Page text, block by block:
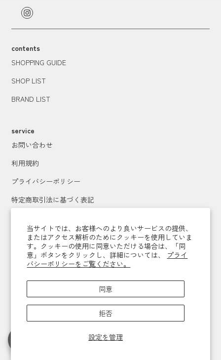
当サイトでは、お客様へのより良いサービスの提供、
またはアクセス解析のためにクッキーを使用していま
す。クッキーの使用に同意いただける場合は、「同
意」ボタンをクリックし、詳細については、 プライ
バシーポリシーをご覧ください。
設定を管理
同意
拒否
contents
SHOPPING GUIDE
SHOP LIST
BRAND LIST
service
お問い合わせ
利用規約
プライバシーポリシー
特定商取引法に基づく表記
メールマガジン登録